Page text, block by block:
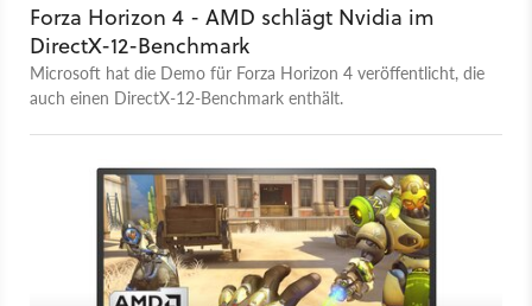
Forza Horizon 4 - AMD schlägt Nvidia im
DirectX-12-Benchmark
Microsoft hat die Demo für Forza Horizon 4 veröffentlicht, die
auch einen DirectX-12-Benchmark enthält.